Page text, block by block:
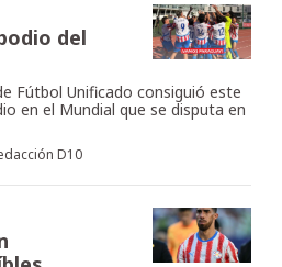
del
Fútbol Unificado consiguió este
en el Mundial que se disputa en
D10